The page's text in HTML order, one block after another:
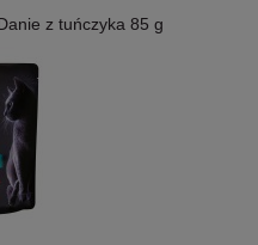
z tuńczyka 85 g